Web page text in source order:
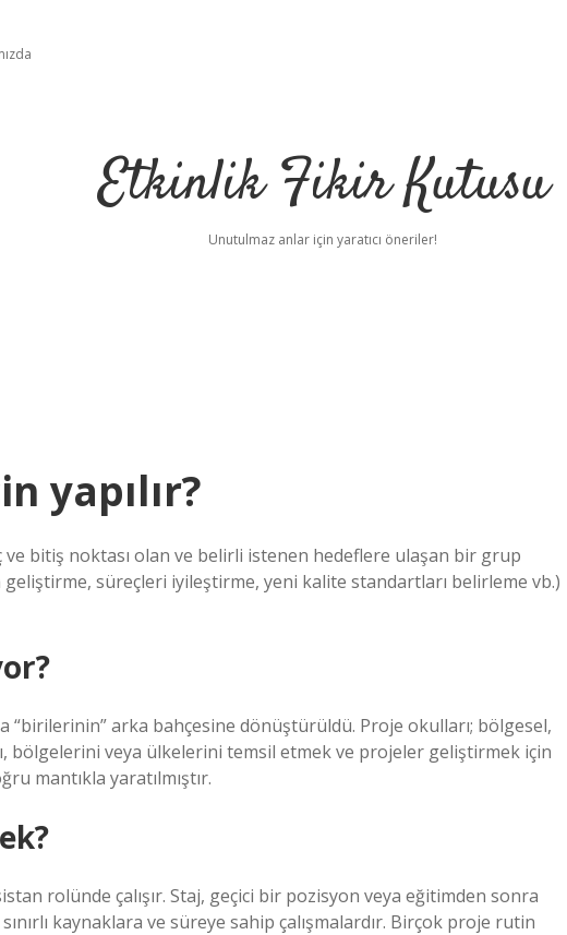
Etkinlik Fikir Kutusu
Unutulmaz anlar için yaratıcı öneriler!
yapılır?
​​ve bitiş noktası olan ve belirli istenen hedeflere ulaşan bir grup
süreçleri iyileştirme, yeni kalite standartları belirleme vb.)
“birilerinin” arka bahçesine dönüştürüldü. Proje okulları; bölgesel,
bölgelerini veya ülkelerini temsil etmek ve projeler geliştirmek için
mantıkla yaratılmıştır.
rolünde çalışır. Staj, geçici bir pozisyon veya eğitimden sonra
kaynaklara ve süreye sahip çalışmalardır. Birçok proje rutin